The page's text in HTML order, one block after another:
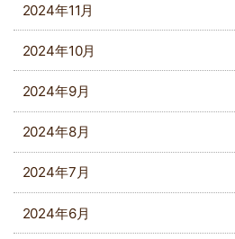
2024年11月
2024年10月
2024年9月
2024年8月
2024年7月
2024年6月